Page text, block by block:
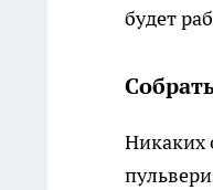
будет
Никаких